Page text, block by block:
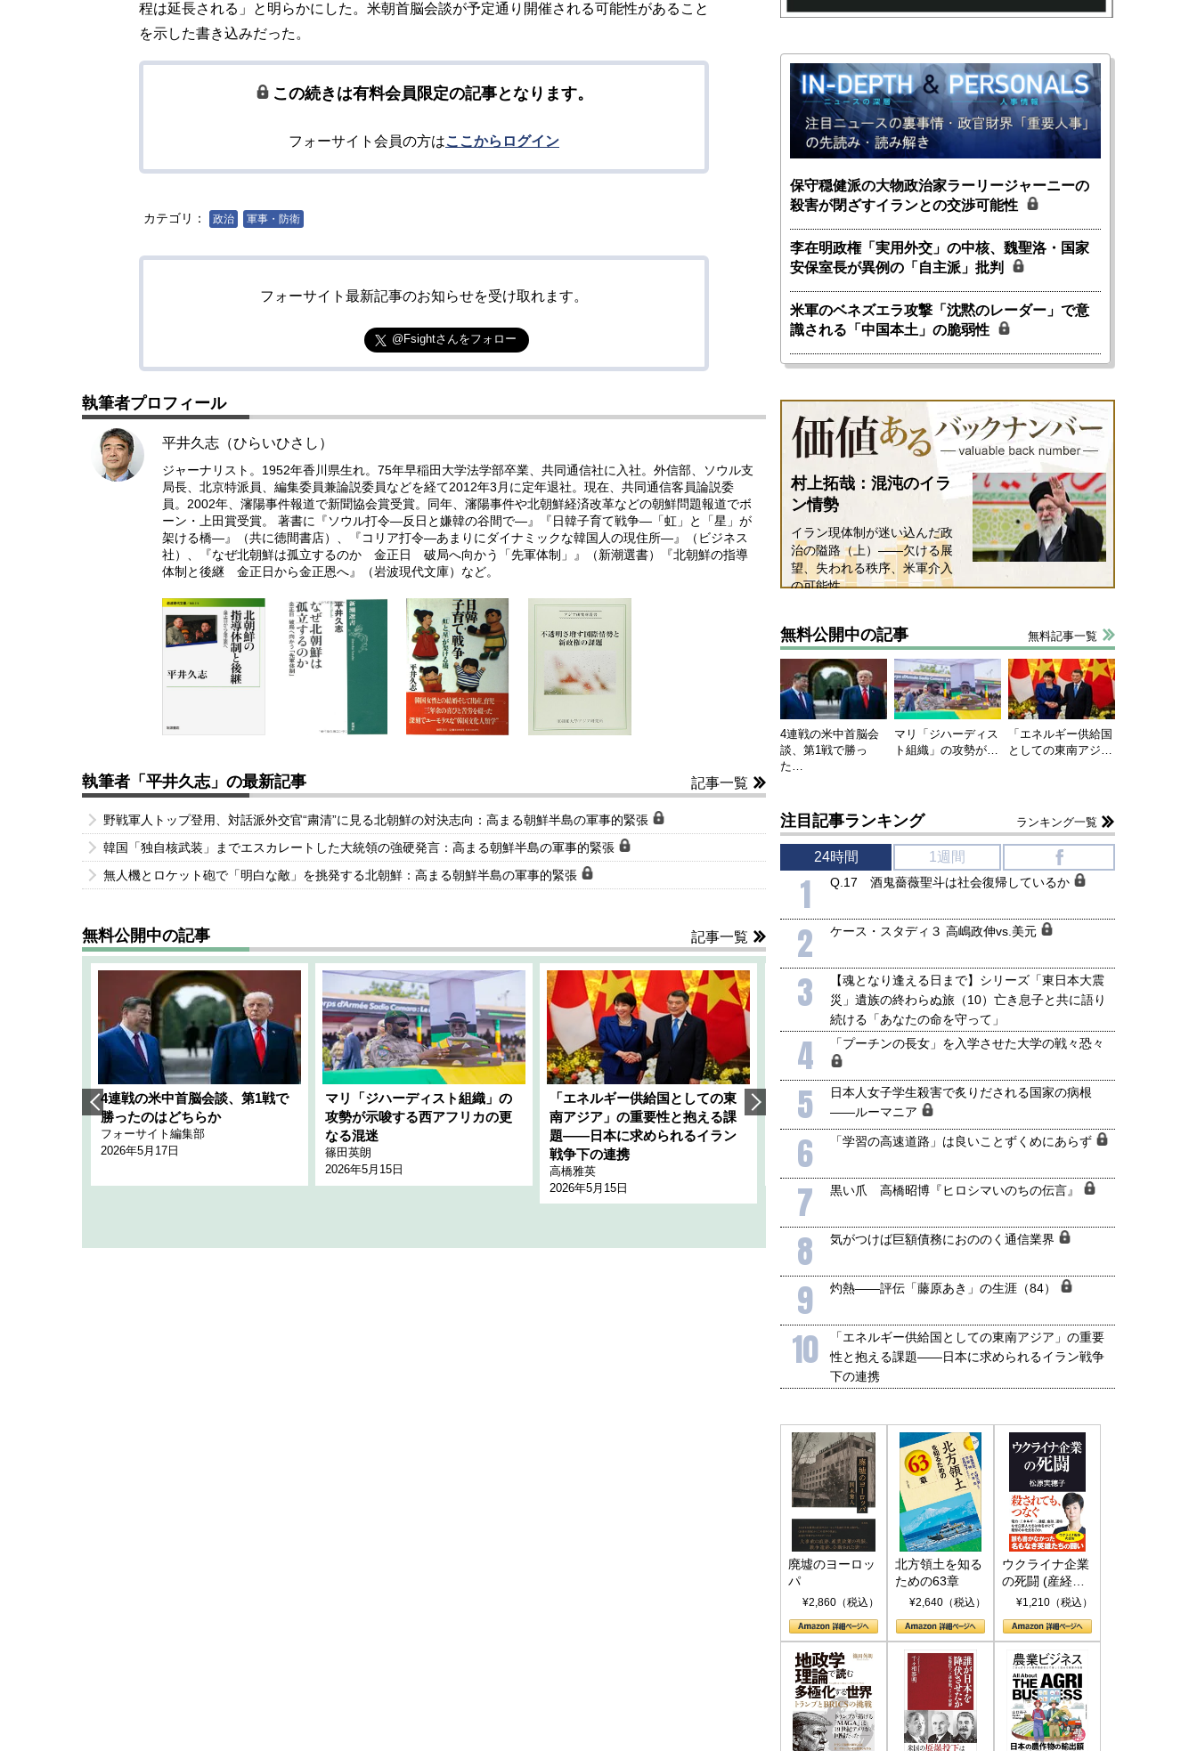
程は延長される」と明らかにした。米朝首脳会談が予定通り開催される可能性があること
を示した書き込みだった。
この続きは有料会員限定の記事となります。
フォーサイト会員の方はここからログイン
カテゴリ： 政治 軍事・防衛
フォーサイト最新記事のお知らせを受け取れます。
@Fsightさんをフォロー
執筆者プロフィール
平井久志（ひらいひさし）
ジャーナリスト。1952年香川県生れ。75年早稲田大学法学部卒業、共同通信社に入社。外信部、ソウル支
局長、北京特派員、編集委員兼論説委員などを経て2012年3月に定年退社。現在、共同通信客員論説委
員。2002年、瀋陽事件報道で新聞協会賞受賞。同年、瀋陽事件や北朝鮮経済改革などの朝鮮問題報道でボ
ーン・上田賞受賞。 著書に『ソウル打令―反日と嫌韓の谷間で―』『日韓子育て戦争―「虹」と「星」が
架ける橋―』（共に徳間書店）、『コリア打令―あまりにダイナミックな韓国人の現住所―』（ビジネス
社）、『なぜ北朝鮮は孤立するのか 金正日 破局へ向かう「先軍体制」』（新潮選書）『北朝鮮の指導
体制と後継 金正日から金正恩へ』（岩波現代文庫）など。
執筆者「平井久志」の最新記事 記事一覧
野戦軍人トップ登用、対話派外交官“粛清”に見る北朝鮮の対決志向：高まる朝鮮半島の軍事的緊張
韓国「独自核武装」までエスカレートした大統領の強硬発言：高まる朝鮮半島の軍事的緊張
無人機とロケット砲で「明白な敵」を挑発する北朝鮮：高まる朝鮮半島の軍事的緊張
無料公開中の記事 記事一覧
4連戦の米中首脳会談、第1戦で
勝ったのはどちらか
フォーサイト編集部
2026年5月17日
マリ「ジハーディスト組織」の
攻勢が示唆する西アフリカの更
なる混迷
篠田英朗
2026年5月15日
「エネルギー供給国としての東
南アジア」の重要性と抱える課
題――日本に求められるイラン
戦争下の連携
高橋雅英
2026年5月15日
韓国にも理解してほしい「極東
1905年体制」における日米韓安
全保障協力の意味
千々和泰明
2026年5月15日
ホルムズ海峡危機で加速したエ
行き着くリスク
小山堅
保守穏健派の大物政治家ラーリージャーニーの
殺害が閉ざすイランとの交渉可能性
李在明政権「実用外交」の中核、魏聖洛・国家
安保室長が異例の「自主派」批判
米軍のベネズエラ攻撃「沈黙のレーダー」で意
識される「中国本土」の脆弱性
村上拓哉：混沌のイラ
ン情勢
イラン現体制が迷い込んだ政
治の隘路（上）――欠ける展
望、失われる秩序、米軍介入
の可能性
無料公開中の記事 無料記事一覧
4連戦の米中首脳会
談、第1戦で勝っ
た…
マリ「ジハーディス
ト組織」の攻勢が…
「エネルギー供給国
としての東南アジ…
注目記事ランキング ランキング一覧
24時間 1週間
1 Q.17 酒鬼薔薇聖斗は社会復帰しているか
2 ケース・スタディ３ 高嶋政伸vs.美元
3
【魂となり逢える日まで】シリーズ「東日本大震
災」遺族の終わらぬ旅（10）亡き息子と共に語り
続ける「あなたの命を守って」
4 「プーチンの長女」を入学させた大学の戦々恐々
5
日本人女子学生殺害で炙りだされる国家の病根
――ルーマニア
6 「学習の高速道路」は良いことずくめにあらず
7 黒い爪 高橋昭博『ヒロシマいのちの伝言』
8 気がつけば巨額債務におののく通信業界
9 灼熱――評伝「藤原あき」の生涯（84）
10
「エネルギー供給国としての東南アジア」の重要
性と抱える課題――日本に求められるイラン戦争
下の連携
廃墟のヨーロッ
パ
¥2,860（税込）
北方領土を知る
ための63章
¥2,640（税込）
ウクライナ企業
の死闘 (産経セ
レクト S 039)
¥1,210（税込）